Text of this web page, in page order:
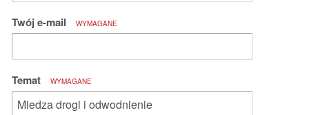
Twój e-mail WYMAGANE
Temat WYMAGANE